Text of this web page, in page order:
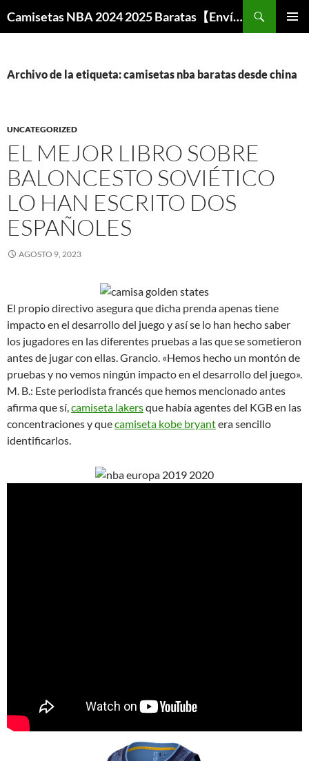
Camisetas NBA 2024 2025 Baratas【Envío Gratis】
Archivo de la etiqueta: camisetas nba baratas desde china
UNCATEGORIZED
EL MEJOR LIBRO SOBRE
BALONCESTO SOVIÉTICO
LO HAN ESCRITO DOS
ESPAÑOLES
AGOSTO 9, 2023
El propio directivo asegura que dicha prenda apenas tiene
impacto en el desarrollo del juego y así se lo han hecho saber
los jugadores en las diferentes pruebas a las que se sometieron
antes de jugar con ellas. Grancio. «Hemos hecho un montón de
pruebas y no vemos ningún impacto en el desarrollo del juego».
M. B.: Este periodista francés que hemos mencionado antes
afirma que sí,camiseta lakersque había agentes del KGB en las
concentraciones y quecamiseta kobe bryantera sencillo
identificarlos.